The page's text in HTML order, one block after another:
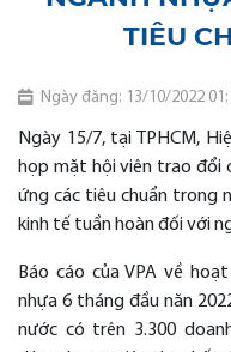
TIÊU
Ngày đăng: 13/10/2022
Ngày 15/7, tại TPHCM,
họp mặt hội viên trao đổi
ứng các tiêu chuẩn trong
kinh tế tuần hoàn đối với
Báo cáo của VPA về
nhựa 6 tháng đầu năn
nước có trên 3.300